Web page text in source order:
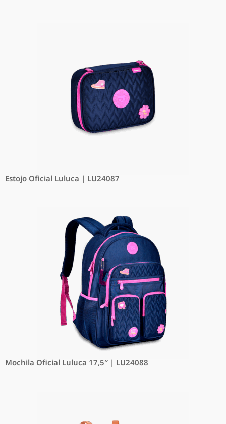
Estojo Oficial Luluca | LU24087
Mochila Oficial Luluca 17,5″ | LU24088